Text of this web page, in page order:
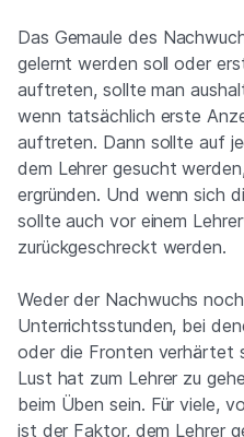
Das Gemaule des
gelernt werden soll oder
auftreten, sollte man
wenn tatsächlich erste
auftreten. Dann sollte auf
dem Lehrer gesucht
ergründen. Und wenn sich
sollte auch vor einem
zurückgeschreckt werden.
Weder der Nachwuchs
Unterrichtsstunden, bei
oder die Fronten verhärtet
Lust hat zum Lehrer zu
beim Üben sein. Für viele,
ist der Faktor, dem Lehrer